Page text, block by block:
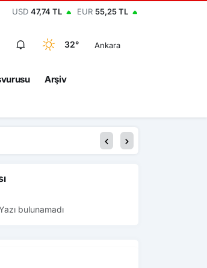
USD 47,74 TL EUR 55,25 TL
32° Ankara
Arşiv
bulunamadı